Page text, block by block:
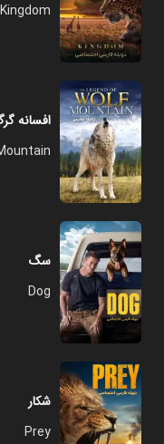
Kingdom
افسانه
سگ
Dog
شکار
Prey